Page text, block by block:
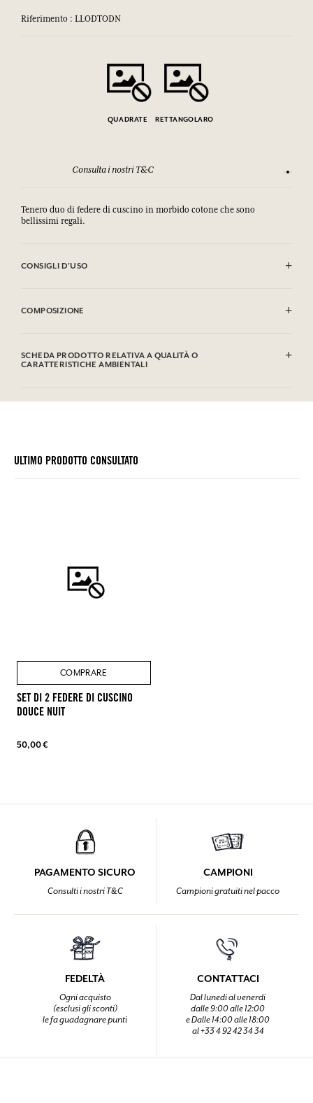
Riferimento : LLODTODN
QUADRATE RETTANGOLARO
Consulta i nostri T&C
Tenero duo di federe di cuscino in morbido cotone che sono
bellissimi regali.
CONSIGLI D'USO
COMPOSIZIONE
SCHEDA PRODOTTO RELATIVA A QUALITÀ O
CARATTERISTICHE AMBIENTALI
ULTIMO PRODOTTO CONSULTATO
COMPRARE
SET DI 2 FEDERE DI CUSCINO
DOUCE NUIT
50,00 €
PAGAMENTO SICURO
Consulti i nostri T&C
CAMPIONI
Campioni gratuiti nel pacco
FEDELTÀ
Ogni acquisto
(esclusi gli sconti)
le fa guadagnare punti
CONTATTACI
Dal lunedi al venerdi
dalle 9:00 alle 12:00
e Dalle 14:00 alle 18:00
al +33 4 92 42 34 34